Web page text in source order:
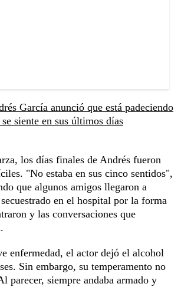
García anunció que está padeciendo
siente en sus últimos días
los días finales de Andrés fueron
"No estaba en sus cinco sentidos",
que algunos amigos llegaron a
en el hospital por la forma
y las conversaciones que
enfermedad, el actor dejó el alcohol
Sin embargo, su temperamento no
parecer, siempre andaba armado y